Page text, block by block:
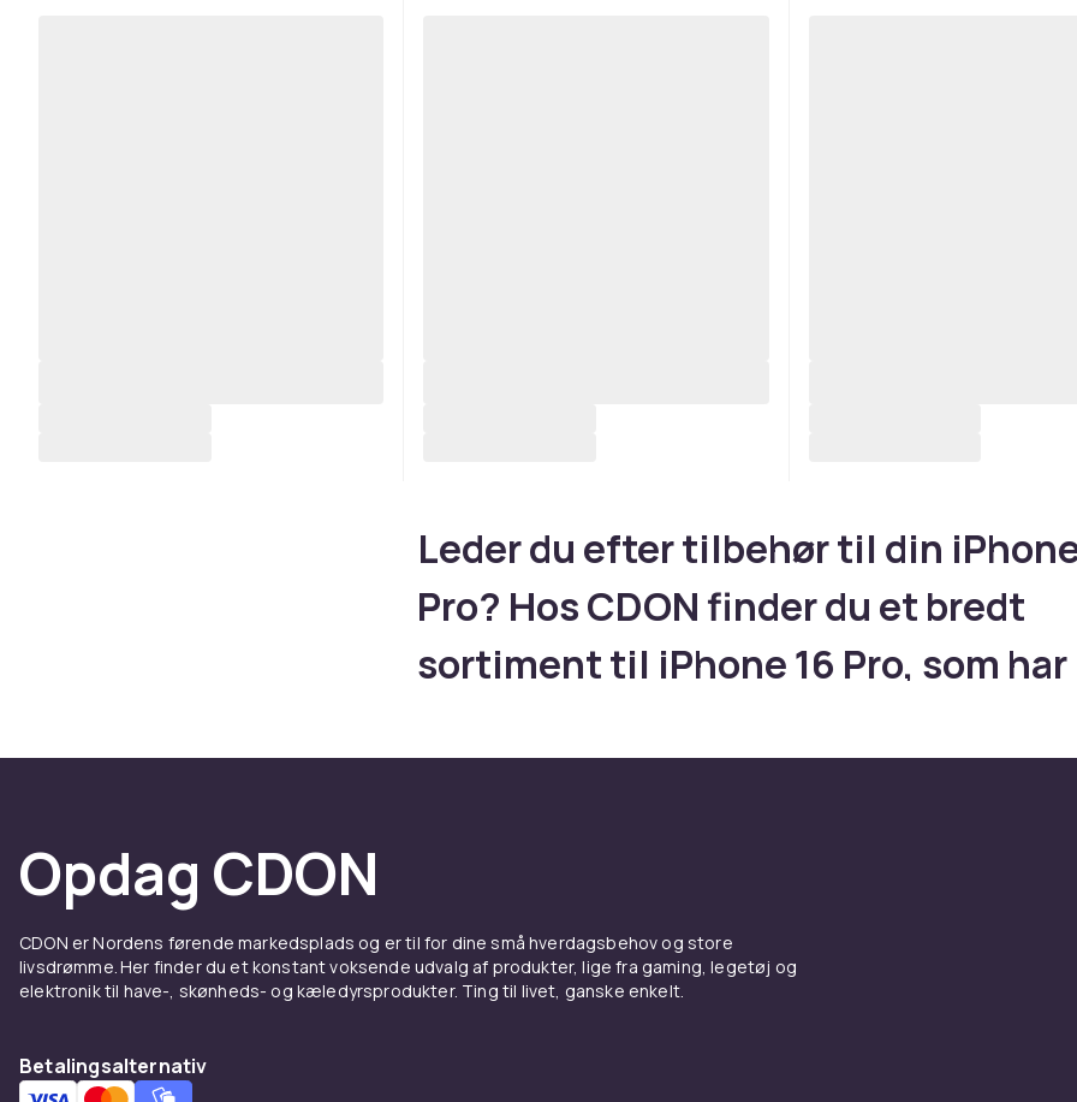
Leder du efter tilbehør til din
Pro? Hos CDON finder du et bredt
sortiment til iPhone 16 Pro, som har
Leder du efter tilbehør til din iPhone 16 Pro? Hos CDON finder du et bredt
til iPhone 16 Pro, som har dobbelt kamera med Camera Control-knap og
Control-knap, Apple Intelligence og A18 Bionic. Uanset om du har brug
Opdag CDON
CDON er Nordens førende markedsplads og er til for dine små hverdagsbehov og store
livsdrømme. Her finder du et konstant voksende udvalg af produkter, lige fra gaming, legetøj og
elektronik til have-, skønheds- og kæledyrsprodukter. Ting til livet, ganske enkelt.
Betalingsalternativ